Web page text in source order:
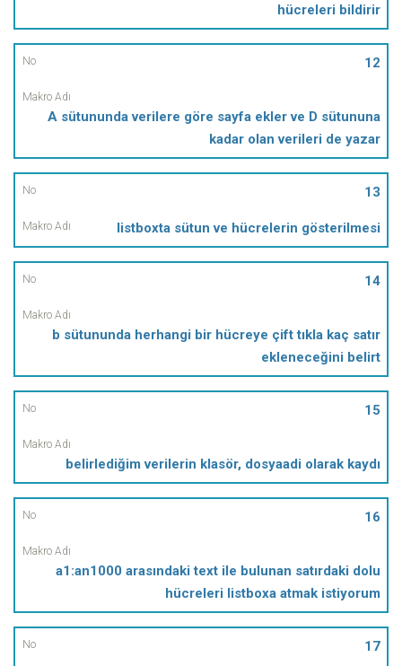
hücreleri bildirir
12
A sütununda verilere göre sayfa ekler ve D sütununa
kadar olan verileri de yazar
13
listboxta sütun ve hücrelerin gösterilmesi
14
b sütununda herhangi bir hücreye çift tıkla kaç satır
ekleneceğini belirt
15
belirlediğim verilerin klasör, dosyaadi olarak kaydı
16
a1:an1000 arasındaki text ile bulunan satırdaki dolu
hücreleri listboxa atmak istiyorum
17